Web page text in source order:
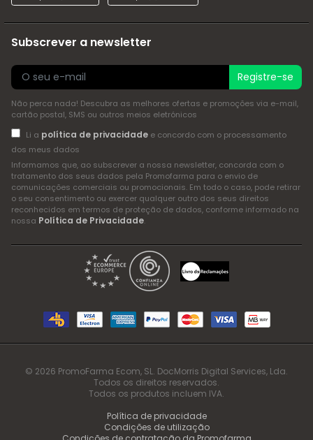
Subscrever a newsletter
Registre-se
Não perca nada! Descubra as melhores ofertas e promoções via e-mail,
cartão postal, SMS ou outros meios eletrónicos
Li a política de privacidadee concordo com o processamento
dos meus dados
Informamos que, ao subscrever a nossa newsletter, concorda com o
tratamento dos seus dados pela Promofarma para o envio de
comunicações comerciais ou promocionais. Em todo o caso, pode retirar
o seu consentimento ou exercer qualquer outro dos seus direitos
reconhecidos em termos de proteção de dados, conforme informado na
nossa Política de Privacidade.
© 2026 PromoFarma Ecom, SL. DocMorris Digital Services, Lda.
Todos os direitos reservados.
Todos os produtos incluem IVA.
Política de privacidade
Condições de utilização